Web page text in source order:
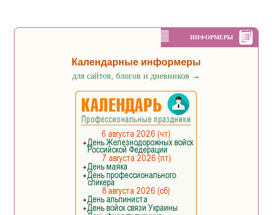
ИНФОРМЕРЫ
Календарные информеры
для сайтов, блогов и дневников →